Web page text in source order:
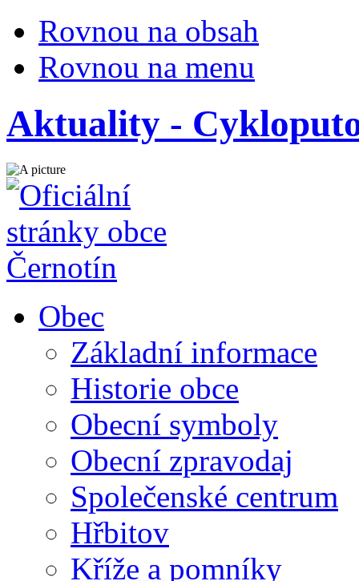
Rovnou na obsah
Rovnou na menu
Aktuality -
Obec
Základní informace
Historie obce
Obecní symboly
Obecní zpravodaj
Společenské centrum
Hřbitov
Kříže a pomníky